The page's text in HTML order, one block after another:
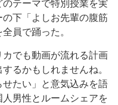
テーマで特別授業を実
下「よしお先輩の腹筋
員で踊った。
でも動画が流れる計画
るかもしれませんね。
たい」と意気込みを語
男性とルームシェアを